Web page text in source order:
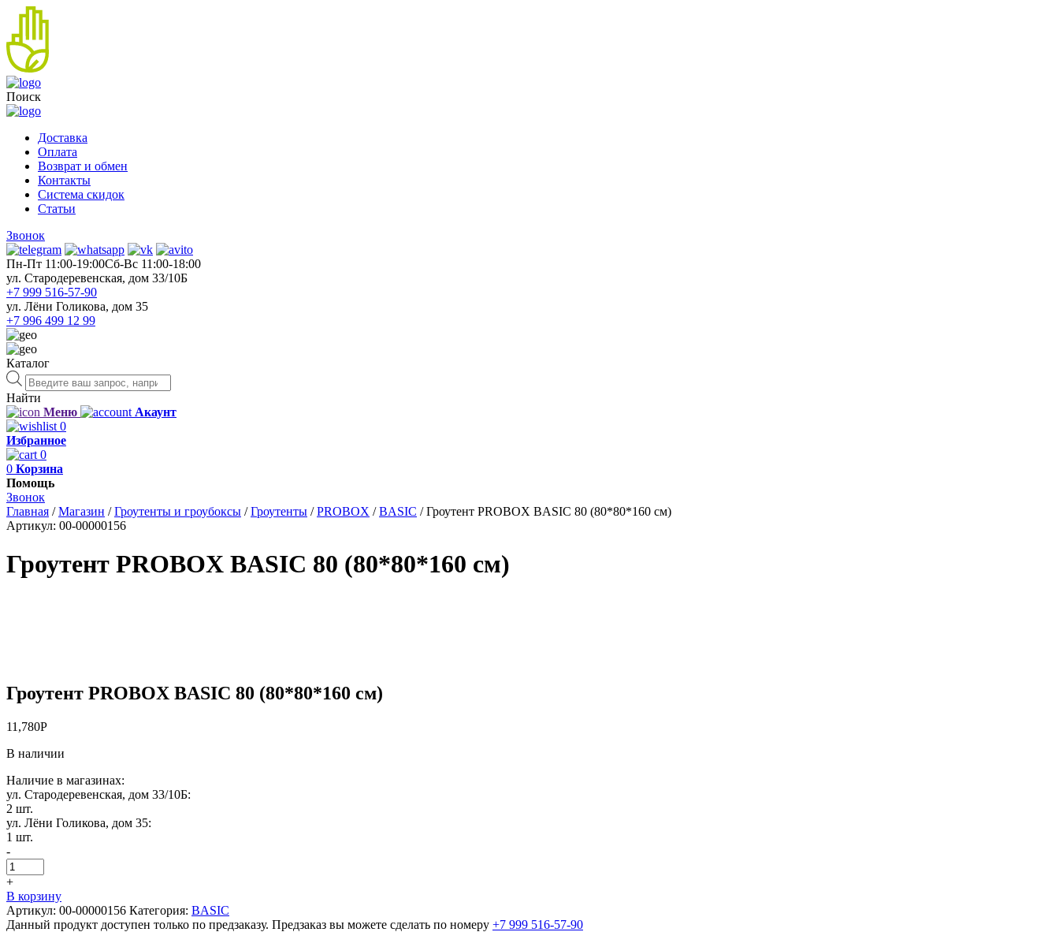
Поиск
Доставка
Оплата
Возврат и обмен
Контакты
Система скидок
Статьи
Звонок
Пн-Пт 11:00-19:00Cб-Вс 11:00-18:00
ул. Стародеревенская, дом 33/10Б
+7 999 516-57-90
ул. Лёни Голикова, дом 35
+7 996 499 12 99
Каталог
Поиск
товаров
Найти
Меню
Акаунт
0
Избранное
0
0 Корзина
Помощь
Звонок
Главная /Магазин /Гроутенты и гроубоксы /Гроутенты /PROBOX /BASIC /Гроутент PROBOX BASIC 80 (80*80*160 см)
Артикул: 00-00000156
Гроутент PROBOX BASIC 80 (80*80*160 см)
Гроутент PROBOX BASIC 80 (80*80*160 см)
11,780Р
В наличии
Наличие в магазинах:
ул. Стародеревенская, дом 33/10Б:
2 шт.
ул. Лёни Голикова, дом 35:
1 шт.
-
+
В корзину
Артикул: 00-00000156 Категория: BASIC
Данный продукт доступен только по предзаказу. Предзаказ вы можете сделать по номеру +7 999 516-57-90